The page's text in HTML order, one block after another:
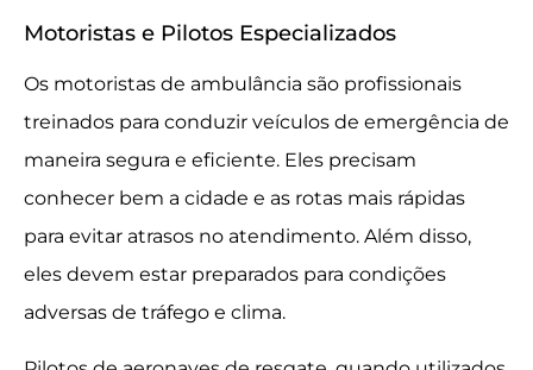
Motoristas e Pilotos Especializados
Os motoristas de ambulância são profissionais
treinados para conduzir veículos de emergência de
maneira segura e eficiente. Eles precisam
conhecer bem a cidade e as rotas mais rápidas
para evitar atrasos no atendimento. Além disso,
eles devem estar preparados para condições
adversas de tráfego e clima.